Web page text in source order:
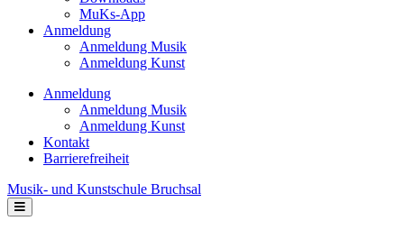
MuKs-App
Anmeldung
Anmeldung Musik
Anmeldung Kunst
Anmeldung
Anmeldung Musik
Anmeldung Kunst
Kontakt
Barrierefreiheit
Musik- und Kunstschule Bruchsal
Navigation